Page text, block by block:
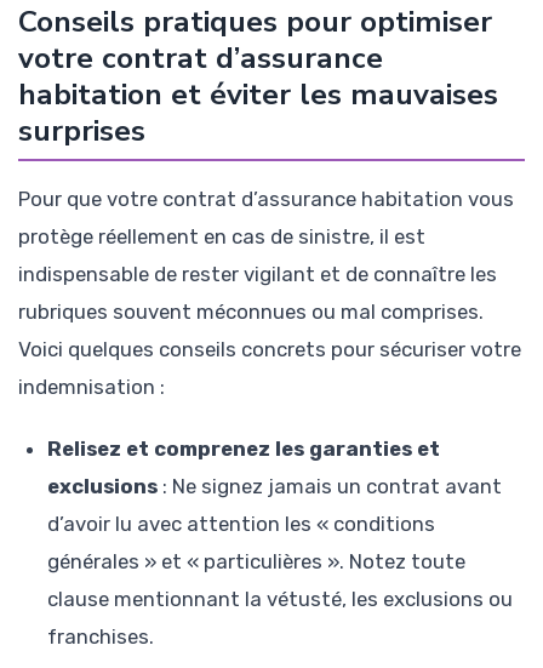
Conseils pratiques pour optimiser
votre contrat d’assurance
habitation et éviter les mauvaises
surprises
Pour que votre contrat d’assurance habitation vous
protège réellement en cas de sinistre, il est
indispensable de rester vigilant et de connaître les
rubriques souvent méconnues ou mal comprises.
Voici quelques conseils concrets pour sécuriser votre
indemnisation :
Relisez et comprenez les garanties et
exclusions : Ne signez jamais un contrat avant
d’avoir lu avec attention les « conditions
générales » et « particulières ». Notez toute
clause mentionnant la vétusté, les exclusions ou
franchises.